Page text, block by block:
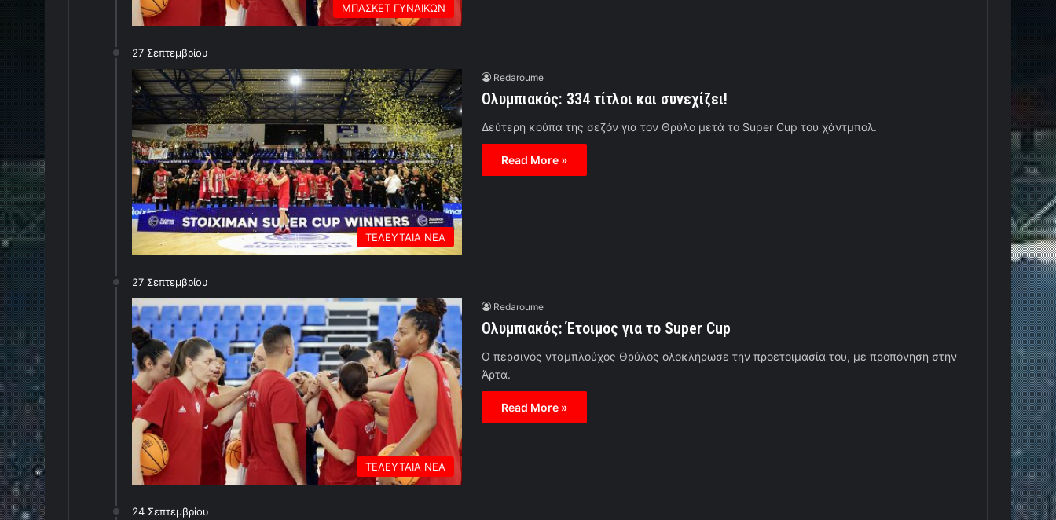
ΜΠΑΣΚΕΤ ΓΥΝΑΙΚΩΝ
27 Σεπτεμβρίου
ΤΕΛΕΥΤΑΙΑ ΝΕΑ
Redaroume
Ολυμπιακός: 334 τίτλοι και συνεχίζει!
Δεύτερη κούπα της σεζόν για τον Θρύλο μετά το Super Cup του χάντμπολ.
Read More »
27 Σεπτεμβρίου
ΤΕΛΕΥΤΑΙΑ ΝΕΑ
Redaroume
Ολυμπιακός: Έτοιμος για το Super Cup
Ο περσινός νταμπλούχος Θρύλος ολοκλήρωσε την προετοιμασία του, με προπόνηση στην
Άρτα.
Read More »
24 Σεπτεμβρίου